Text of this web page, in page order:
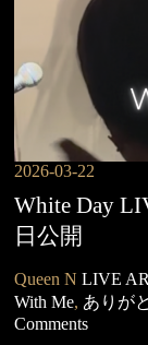
2026-03-22
White Day
日公開
Queen N LIVE
With Me, ありが
Comments